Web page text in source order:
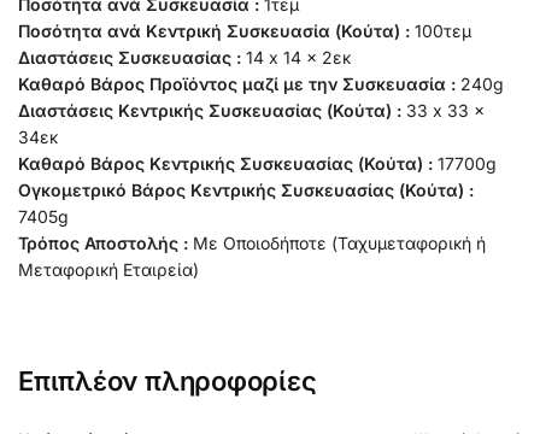
Ποσότητα ανά Συσκευασία : 1τεμ
Ποσότητα ανά Κεντρική Συσκευασία (Κούτα) : 100τεμ
Διαστάσεις Συσκευασίας : 14 x 14 x 2εκ
Καθαρό Βάρος Προϊόντος μαζί με την Συσκευασία : 240g
Διαστάσεις Κεντρικής Συσκευασίας (Κούτα) : 33 x 33 x
34εκ
Καθαρό Βάρος Κεντρικής Συσκευασίας (Κούτα) : 17700g
Ογκομετρικό Βάρος Κεντρικής Συσκευασίας (Κούτα) :
7405g
Τρόπος Αποστολής : Με Οποιοδήποτε (Ταχυμεταφορική ή
Μεταφορική Εταιρεία)
Επιπλέον πληροφορίες